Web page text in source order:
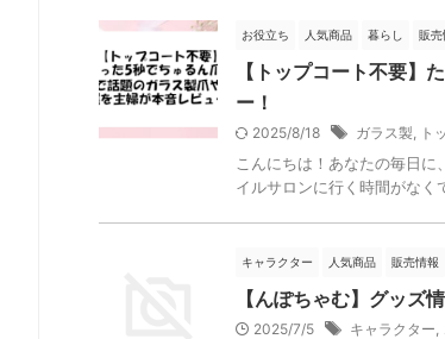
お役立ち 人気商品 暮らし 販売
【トップコート不要
ー！
2025/8/18 ガラス製, ト
こんにちは！あなたの毎日
イルサロンに行く時間がな
キャラクター 人気商品 販売情報
【んぽちゃむ】グッズ
2025/7/5 キャラクター,